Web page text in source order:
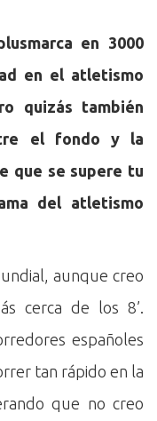
en 3000
en el atletismo
quizás también
el fondo y la
que se supere tu
del atletismo
aunque creo
cerca de los 8’.
españoles
tan rápido en la
que no creo